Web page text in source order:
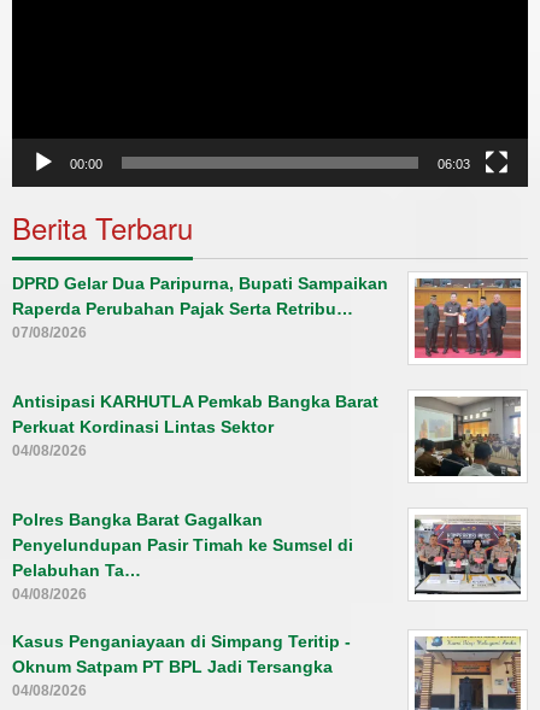
00:00 06:03
Berita Terbaru
DPRD Gelar Dua Paripurna, Bupati Sampaikan
Raperda Perubahan Pajak Serta Retribu…
07/08/2026
Antisipasi KARHUTLA Pemkab Bangka Barat
Perkuat Kordinasi Lintas Sektor
04/08/2026
Polres Bangka Barat Gagalkan
Penyelundupan Pasir Timah ke Sumsel di
Pelabuhan Ta…
04/08/2026
Kasus Penganiayaan di Simpang Teritip -
Oknum Satpam PT BPL Jadi Tersangka
04/08/2026